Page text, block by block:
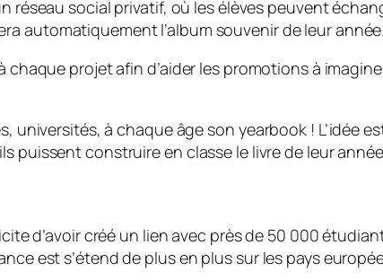
réseau social privatif, où les élèves peuvent
automatiquement l’album souvenir de leur
projet afin d’aider les promotions à
universités, à chaque âge son yearbook ! L’idée
puissent construire en classe le livre de leur
d’avoir créé un lien avec près de 50 000
est s’étend de plus en plus sur les pays